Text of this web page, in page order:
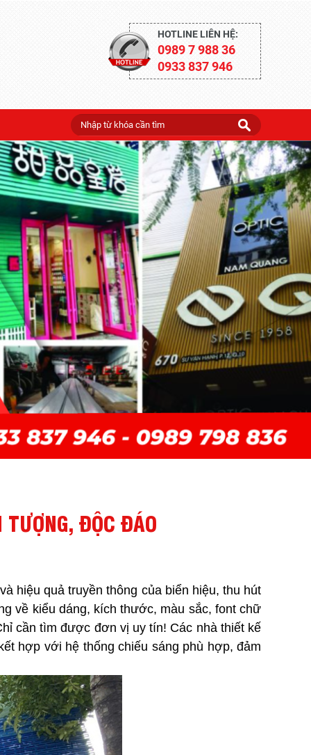
HOTLINE LIÊN HỆ:
0989 7 988 36
0933 837 946
ĐỘC ĐÁO
hiệu quả truyền thông của biển hiệu, thu hút
về kiểu dáng, kích thước, màu sắc, font chữ
cần tìm được đơn vị uy tín! Các nhà thiết kế
hợp với hệ thống chiếu sáng phù hợp, đảm